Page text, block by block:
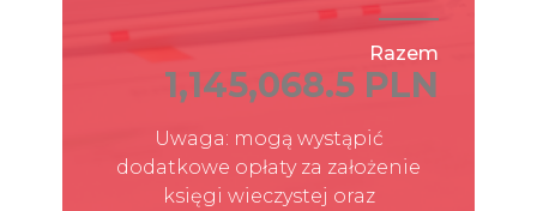
Razem
1,145,068.5 PLN
Uwaga: mogą wystąpić
dodatkowe opłaty za założenie
księgi wieczystej oraz